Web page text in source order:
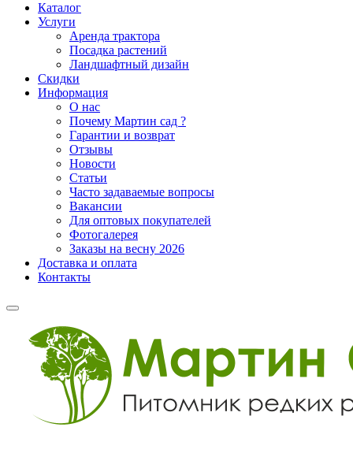
Каталог
Услуги
Аренда трактора
Посадка растений
Ландшафтный дизайн
Скидки
Информация
О нас
Почему Мартин сад ?
Гарантии и возврат
Отзывы
Новости
Статьи
Часто задаваемые вопросы
Вакансии
Для оптовых покупателей
Фотогалерея
Заказы на весну 2026
Доставка и оплата
Контакты